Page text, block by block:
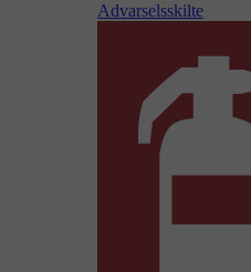
Advarselsskilte